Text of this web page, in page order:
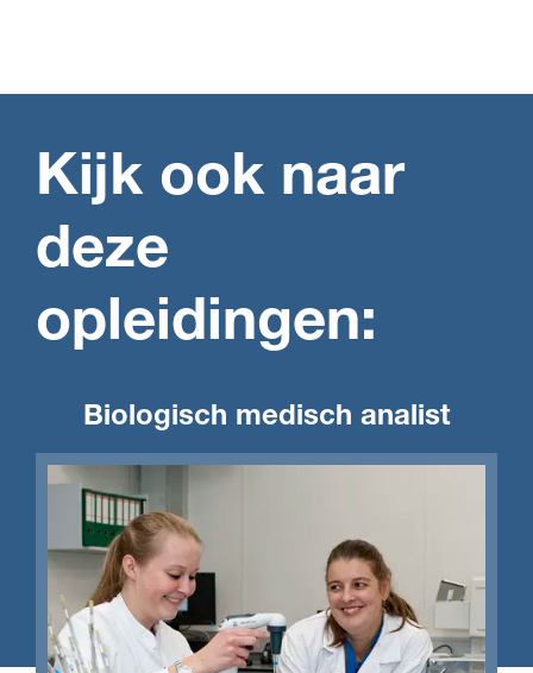
Kijk ook naar
deze
opleidingen:
Biologisch medisch analist